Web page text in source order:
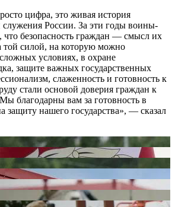
цифра, это живая история
служения России. За эти годы воины-
что безопасность граждан — смысл их
силой, на которую можно
условиях, в охране
защите важных государственных
слаженность и готовность к
стали основой доверия граждан к
благодарны вам за готовность в
защиту нашего государства», — сказал